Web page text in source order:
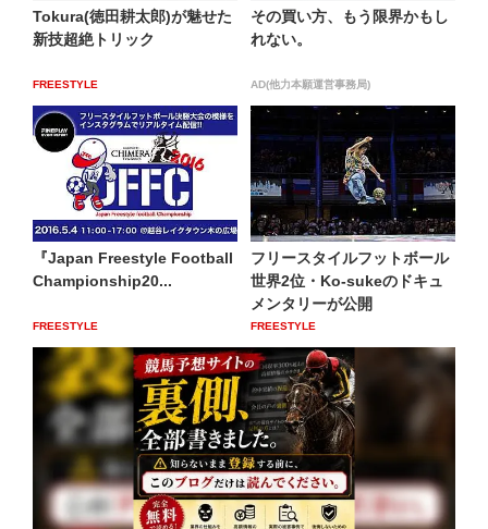
Tokura(徳田耕太郎)が魅せた
新技超絶トリック
FREESTYLE
その買い方、もう限界かもし
れない。
AD(他力本願運営事務局)
『Japan Freestyle Football
Championship20...
FREESTYLE
フリースタイルフットボール
世界2位・Ko-sukeのドキュ
メンタリーが公開
FREESTYLE